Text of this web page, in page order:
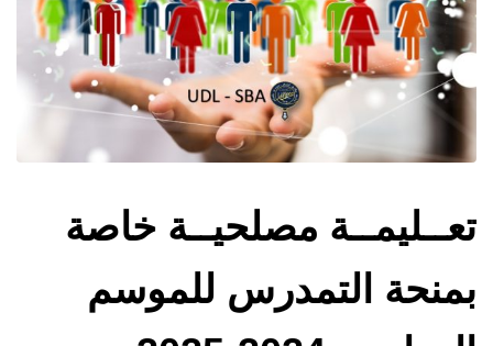
تعــليمــة مصلحيــة خاصة
بمنحة التمدرس للموسم